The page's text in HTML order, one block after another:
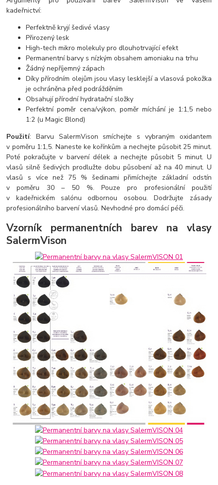
kadeřnictví:
Perfektně kryjí šedivé vlasy
Přirozený lesk
High-tech mikro molekuly pro dlouhotrvající efekt
Permanentní barvy s nízkým obsahem amoniaku na trhu
Žádný nepříjemný zápach
Díky přírodním olejům jsou vlasy lesklejší a vlasová pokožka
je ochráněna před podrážděním
Obsahují přírodní hydratační složky
Perfektní poměr cena/výkon, poměr míchání je 1:1,5 nebo
1:2 (u Magic Blond)
Použití: Barvu SalermVison smíchejte s vybraným oxidantem
v poměru 1:1,5. Naneste ke kořínkům a nechejte působit 25 minut.
Poté pokračujte v barvení délek a nechejte působit 5 minut. U
vlasů silně šedivých prodlužte dobu působení až na 40 minut. U
vlasů s více než 75 % šedinami přimíchejte základní odstín
v poměru 30 – 50 %. Pouze pro profesionální použití
v kadeřnickém salónu odbornou osobou. Dodržujte zásady
profesionálního barvení vlasů. Nevhodné pro domácí péči.
Vzorník permanentních barev na vlasy
SalermVison